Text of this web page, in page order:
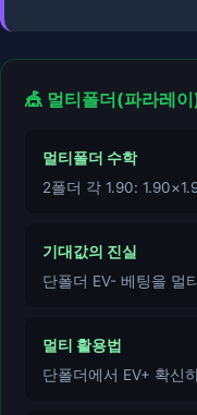
🎪 멀티폴더(파라레
멀티폴더 수학
2폴더 각 1.90:
기대값의 진실
단폴더 EV- 베팅을 멀
멀티 활용법
단폴더에서 EV+ 확신